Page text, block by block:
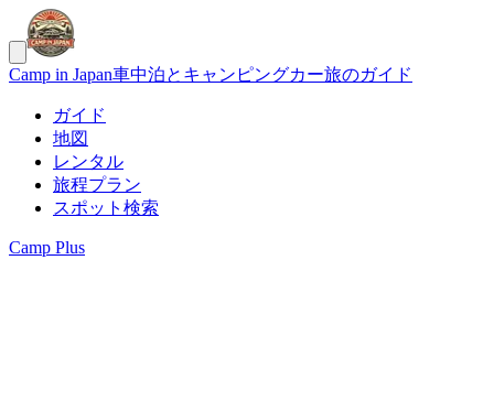
Camp in Japan車中泊とキャンピングカー旅のガイド
ガイド
地図
レンタル
旅程プラン
スポット検索
Camp Plus